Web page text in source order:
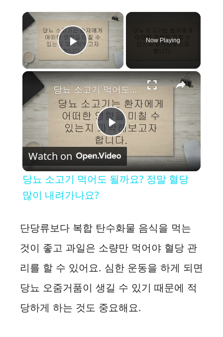
×
Play Video
Now Playing
×
P
l
y
V
i
d
당뇨 소고기 먹어도 될까요? 정말 혈당 많이 내려가나요?
Watch on
당뇨 소고기 먹어도 될까요? 정말 혈당
많이 내려가나요?
단당류보다 복합 탄수화물 음식을 먹는
것이 좋고 과일은 소량만 먹어야 혈당 관
리를 할 수 있어요. 심한 운동을 하게 되면
당뇨 오줌거품이 생길 수 있기 때문에 적
당하게 하는 것도 중요해요.